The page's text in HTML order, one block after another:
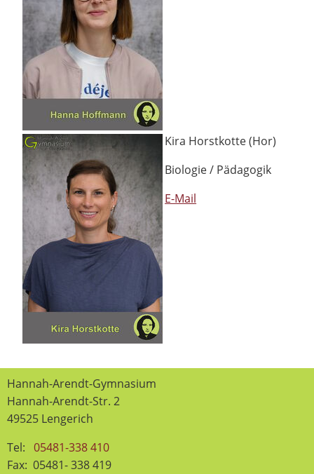
Kira Horstkotte (Hor)
Biologie / Pädagogik
E-Mail
Hannah-Arendt-Gymnasium
Hannah-Arendt-Str. 2
49525 Lengerich
Tel: 05481-338 410
Fax: 05481- 338 419